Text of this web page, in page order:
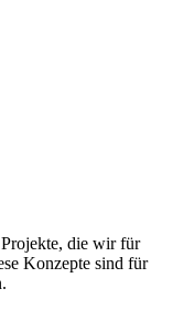
die wir für
Konzepte sind für